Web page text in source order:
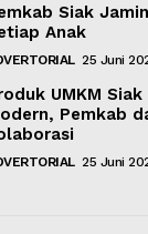
Siak
Anak
25 Juni
UMKM
Pemkab
25 Juni